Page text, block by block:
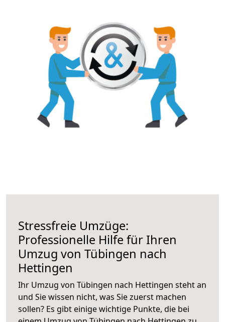
Stressfreie Umzüge:
Professionelle Hilfe für Ihren
Umzug von Tübingen nach
Hettingen
Ihr Umzug von Tübingen nach Hettingen steht an
und Sie wissen nicht, was Sie zuerst machen
sollen? Es gibt einige wichtige Punkte, die bei